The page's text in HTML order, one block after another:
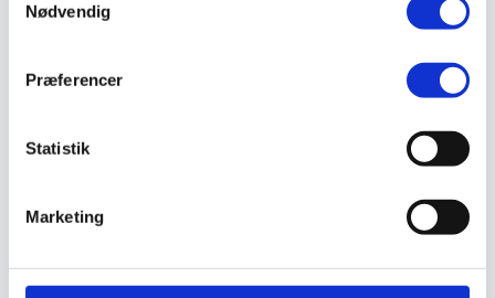
Nødvendig
Præferencer
Statistik
Marketing
Vaskeri Produkter
Snerydning
Teleskopværktøj